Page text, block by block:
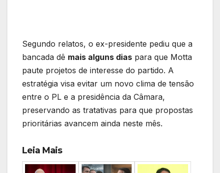
Segundo relatos, o ex-presidente pediu que a
bancada dê mais alguns dias para que Motta
paute projetos de interesse do partido. A
estratégia visa evitar um novo clima de tensão
entre o PL e a presidência da Câmara,
preservando as tratativas para que propostas
prioritárias avancem ainda neste mês.
Leia Mais